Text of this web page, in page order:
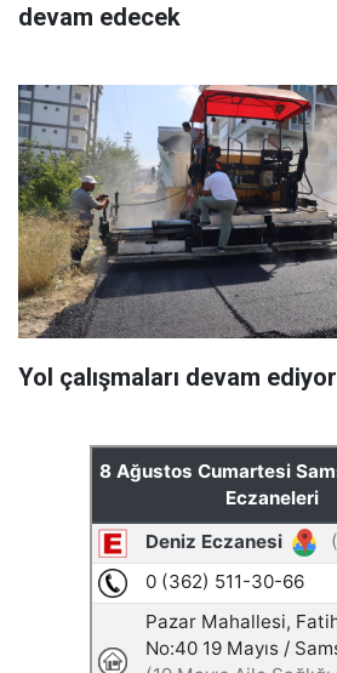
devam edecek
Yol çalışmaları devam ediyor